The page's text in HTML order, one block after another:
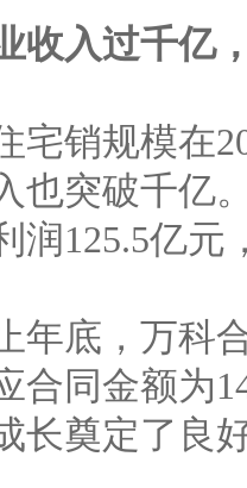
收入过千亿
销规模在
也突破千亿
润125.5亿元
底，万科合
合同金额为
长奠定了良